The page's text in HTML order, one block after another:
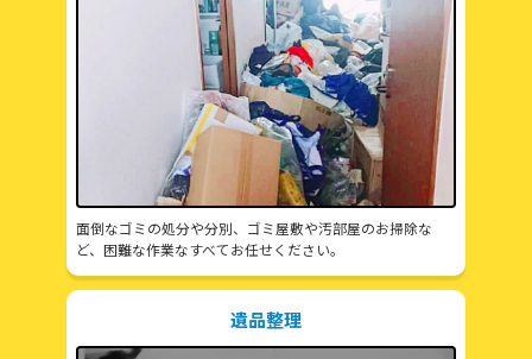
面倒なゴミの処分や分別、ゴミ屋敷や汚部屋のお掃除な
ど、困難な作業なすべてお任せください。
遺品整理